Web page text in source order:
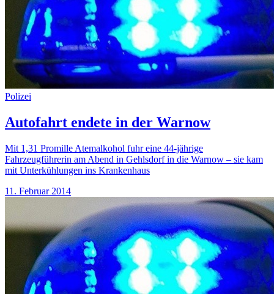
Polizei
Autofahrt endete in der Warnow
Mit 1,31 Promille Atemalkohol fuhr eine 44-jährige
Fahrzeugführerin am Abend in Gehlsdorf in die Warnow – sie kam
mit Unterkühlungen ins Krankenhaus
11. Februar 2014